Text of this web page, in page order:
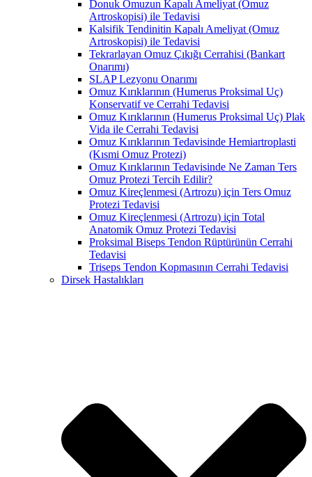
Donuk Omuzun Kapalı Ameliyat (Omuz
Artroskopisi) ile Tedavisi
Kalsifik Tendinitin Kapalı Ameliyat (Omuz
Artroskopisi) ile Tedavisi
Tekrarlayan Omuz Çıkığı Cerrahisi (Bankart
Onarımı)
SLAP Lezyonu Onarımı
Omuz Kırıklarının (Humerus Proksimal Uç)
Konservatif ve Cerrahi Tedavisi
Omuz Kırıklarının (Humerus Proksimal Uç) Plak
Vida ile Cerrahi Tedavisi
Omuz Kırıklarının Tedavisinde Hemiartroplasti
(Kısmi Omuz Protezi)
Omuz Kırıklarının Tedavisinde Ne Zaman Ters
Omuz Protezi Tercih Edilir?
Omuz Kireçlenmesi (Artrozu) için Ters Omuz
Protezi Tedavisi
Omuz Kireçlenmesi (Artrozu) için Total
Anatomik Omuz Protezi Tedavisi
Proksimal Biseps Tendon Rüptürünün Cerrahi
Tedavisi
Triseps Tendon Kopmasının Cerrahi Tedavisi
Dirsek Hastalıkları